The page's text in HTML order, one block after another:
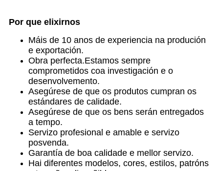
Por que elixirnos
Máis de 10 anos de experiencia na produción
e exportación.
Obra perfecta.Estamos sempre
comprometidos coa investigación e o
desenvolvemento.
Asegúrese de que os produtos cumpran os
estándares de calidade.
Asegúrese de que os bens serán entregados
a tempo.
Servizo profesional e amable e servizo
posvenda.
Garantía de boa calidade e mellor servizo.
Hai diferentes modelos, cores, estilos, patróns